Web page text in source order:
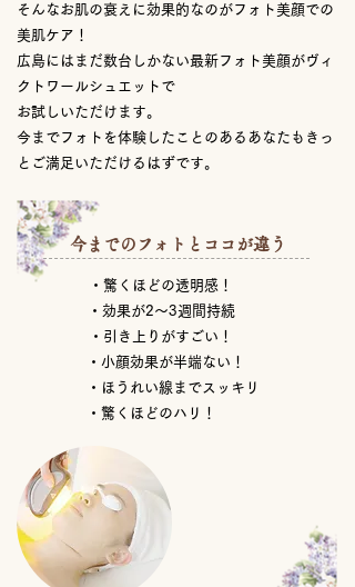
そんなお肌の衰えに効果的なのがフォト美顔での
美肌ケア！
広島にはまだ数台しかない最新フォト美顔がヴィ
クトワールシュエットで
お試しいただけます。
今までフォトを体験したことのあるあなたもきっ
とご満足いただけるはずです。
今までのフォトとココが違う
・驚くほどの透明感！
・効果が2～3週間持続
・引き上りがすごい！
・小顔効果が半端ない！
・ほうれい線までスッキリ
・驚くほどのハリ！